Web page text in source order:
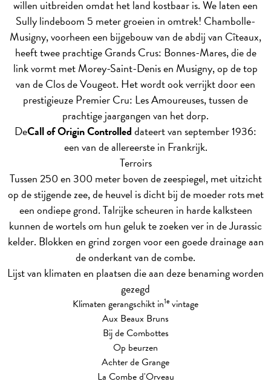
willen uitbreiden omdat het land kostbaar is. We laten een
Sully lindeboom 5 meter groeien in omtrek! Chambolle-
Musigny, voorheen een bijgebouw van de abdij van Cîteaux,
heeft twee prachtige Grands Crus: Bonnes-Mares, die de
link vormt met Morey-Saint-Denis en Musigny, op de top
van de Clos de Vougeot. Het wordt ook verrijkt door een
prestigieuze Premier Cru: Les Amoureuses, tussen de
prachtige jaargangen van het dorp.
DeCall of Origin Controlleddateert van september 1936:
een van de allereerste in Frankrijk.
Terroirs
Tussen 250 en 300 meter boven de zeespiegel, met uitzicht
op de stijgende zee, de heuvel is dicht bij de moeder rots met
een ondiepe grond. Talrijke scheuren in harde kalksteen
kunnen de wortels om hun geluk te zoeken ver in de Jurassic
kelder. Blokken en grind zorgen voor een goede drainage aan
de onderkant van de combe.
Lijst van klimaten en plaatsen die aan deze benaming worden
gezegd
Klimaten gerangschikt in1e vintage
Aux Beaux Bruns
Bij de Combottes
Op beurzen
Achter de Grange
La Combe d'Orveau